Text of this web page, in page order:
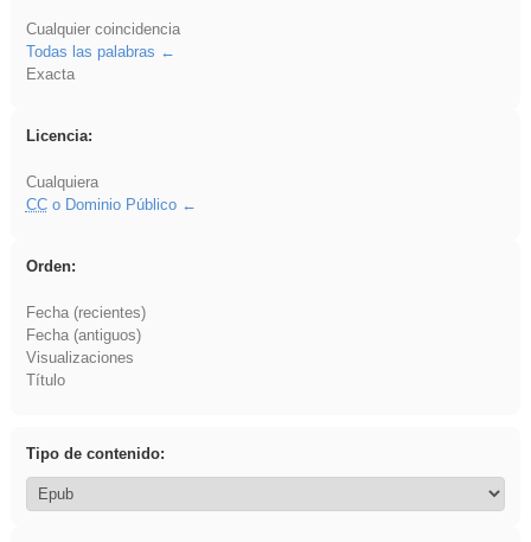
Cualquier coincidencia
Todas las palabras
Exacta
Licencia:
Cualquiera
CCo Dominio Público
Orden:
Fecha (recientes)
Fecha (antiguos)
Visualizaciones
Título
Tipo de contenido: